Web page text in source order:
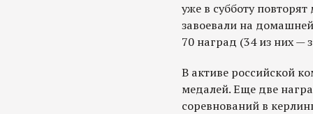
уже в субботу
завоевали на
70 наград (34 из них —
В активе российской
медалей. Еще две
соревнований в